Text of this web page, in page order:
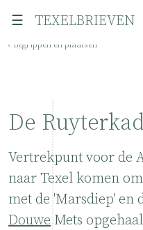
☰ TEXELBRIEVEN
‹ Begrippen en plaatsen
De
Vertrekpunt voor de
naar Texel komen
met de 'Marsdiep'
Douwe Mets